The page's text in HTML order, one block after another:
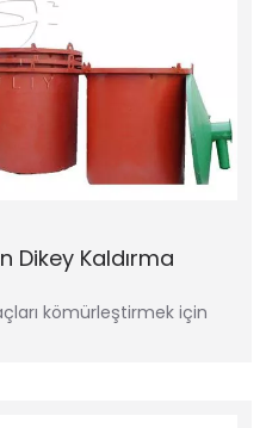
Dikey Kaldırma
kömürleştirmek için